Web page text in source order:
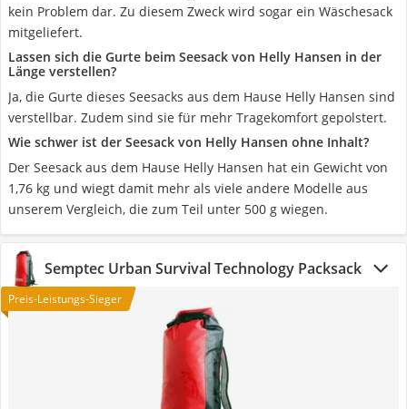
kein Problem dar. Zu diesem Zweck wird sogar ein Wäschesack
mitgeliefert.
Lassen sich die Gurte beim Seesack von Helly Hansen in der
Länge verstellen?
Ja, die Gurte dieses Seesacks aus dem Hause Helly Hansen sind
verstellbar. Zudem sind sie für mehr Tragekomfort gepolstert.
Wie schwer ist der Seesack von Helly Hansen ohne Inhalt?
Der Seesack aus dem Hause Helly Hansen hat ein Gewicht von
1,76 kg und wiegt damit mehr als viele andere Modelle aus
unserem Vergleich, die zum Teil unter 500 g wiegen.
Semptec Urban Survival Technology Packsack
Preis-Leistungs-Sieger